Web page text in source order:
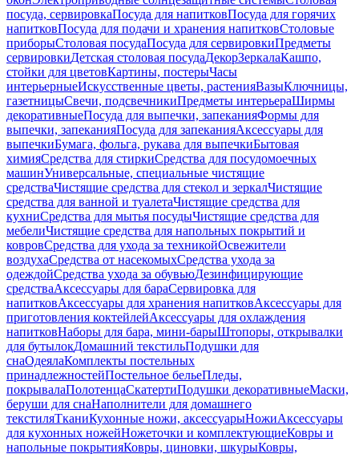
посуда, сервировкаПосуда для напитковПосуда для горячих
напитковПосуда для подачи и хранения напитковСтоловые
приборыСтоловая посудаПосуда для сервировкиПредметы
сервировкиДетская столовая посудаДекорЗеркалаКашпо,
стойки для цветовКартины, постерыЧасы
интерьерныеИскусственные цветы, растенияВазыКлючницы,
газетницыСвечи, подсвечникиПредметы интерьераШирмы
декоративныеПосуда для выпечки, запеканияФормы для
выпечки, запеканияПосуда для запеканияАксессуары для
выпечкиБумага, фольга, рукава для выпечкиБытовая
химияСредства для стиркиСредства для посудомоечных
машинУниверсальные, специальные чистящие
средстваЧистящие средства для стекол и зеркалЧистящие
средства для ванной и туалетаЧистящие средства для
кухниСредства для мытья посудыЧистящие средства для
мебелиЧистящие средства для напольных покрытий и
ковровСредства для ухода за техникойОсвежители
воздухаСредства от насекомыхСредства ухода за
одеждойСредства ухода за обувьюДезинфицирующие
средстваАксессуары для бараСервировка для
напитковАксессуары для хранения напитковАксессуары для
приготовления коктейлейАксессуары для охлаждения
напитковНаборы для бара, мини-барыШтопоры, открывалки
для бутылокДомашний текстильПодушки для
снаОдеялаКомплекты постельных
принадлежностейПостельное бельеПледы,
покрывалаПолотенцаСкатертиПодушки декоративныеМаски,
беруши для снаНаполнители для домашнего
текстиляТканиКухонные ножи, аксессуарыНожиАксессуары
для кухонных ножейНожеточки и комплектующиеКовры и
напольные покрытияКовры, циновки, шкурыКовры,